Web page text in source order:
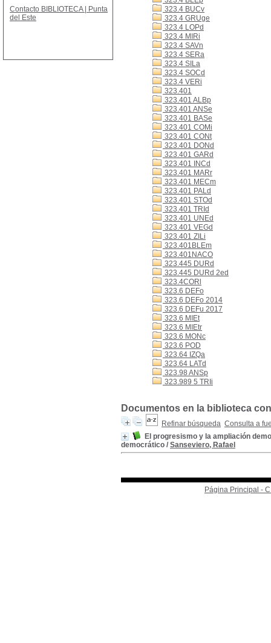
323.4 BUCv
323.4 GRUge
323.4 LOPd
323.4 MIRi
323.4 SAVn
323.4 SERa
323.4 SILa
323.4 SOCd
323.4 VERi
323.401
323.401 ALBp
323.401 ANSe
323.401 BASe
323.401 COMi
323.401 CONt
323.401 DONd
323.401 GARd
323.401 INCd
323.401 MARr
323.401 MECm
323.401 PALd
323.401 STOd
323.401 TRId
323.401 UNEd
323.401 VEGd
323.401 ZILi
323.401BLEm
323.401NACO
323.445 DURd
323.445 DURd 2ed
323.4CORl
323.6 DEFo
323.6 DEFo 2014
323.6 DEFu 2017
323.6 MIEt
323.6 MIEtr
323.6 MONc
323.6 POD
323.64 IZQa
323.64 LATd
323.98 ANSp
323.989 5 TRIi
Documentos en la biblioteca
Refinar búsqueda Consulta a
El progresismo y la ampliación
democrático / Sanseviero, Rafael
Página Principal -
Contacto BIBLIOTECA | Punta
del Este